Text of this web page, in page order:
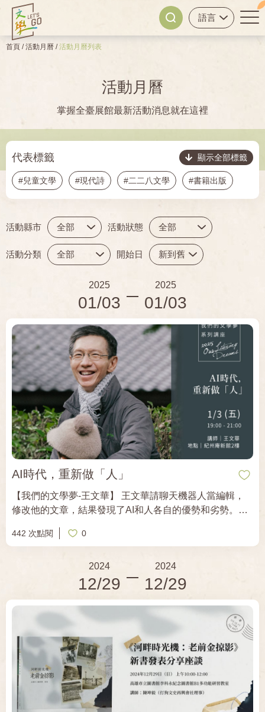
首頁 /活動月曆 /活動月曆列表
活動月曆
掌握全臺展館最新活動消息就在這裡
代表標籤 顯示全部標籤
#兒童文學 #現代詩 #二二八文學 #書籍出版
#女性文學 #實境遊戲 #文學改編 #新電影
#電影 #文學史 #文學活動 #美術
#鄉土文學 #博物館
#農村 #農村文學 #農村日常
#鍾理和 #小說 #甘耀明 #長篇小說
#海洋文學 #海洋國家 #臺灣文化 #原住民文學
#鍾肇政 #賴和 #禁書 #龍瑛宗 #文學踏查
#城市旅行 #臺南 #臺灣八景
活動縣市 活動狀態
活動分類 開始日
2025
01/03
2025
01/03
AI時代，重新做「人」
【我們的文學夢-王文華】 王文華請聊天機器人當編輯，
修改他的文章，結果發現了AI和人各自的優勢和劣勢。進
產生什麼變化？這場演講，他將分享他思考的結果。帶領
做「人」 時間｜2025年1月3日（五）1900-2100 主講｜
王文華 地點｜紀州庵文學森林新館2樓（台北市同安街107
最後一年》等小說，和《黏土愛積木：AI時代，人類如何
勝出》等商業類書籍。除了文學創作，他創辦「夢想學
校」和網路媒體《創新拿鐵》，把全球企業創新、創業的
案例，帶到華文世界。
442 次點閱 0
2024
12/29
2024
12/29